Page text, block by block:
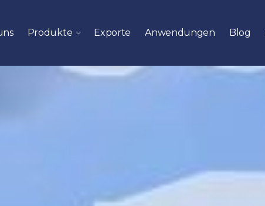
Produkte Exporte Anwendungen Blog